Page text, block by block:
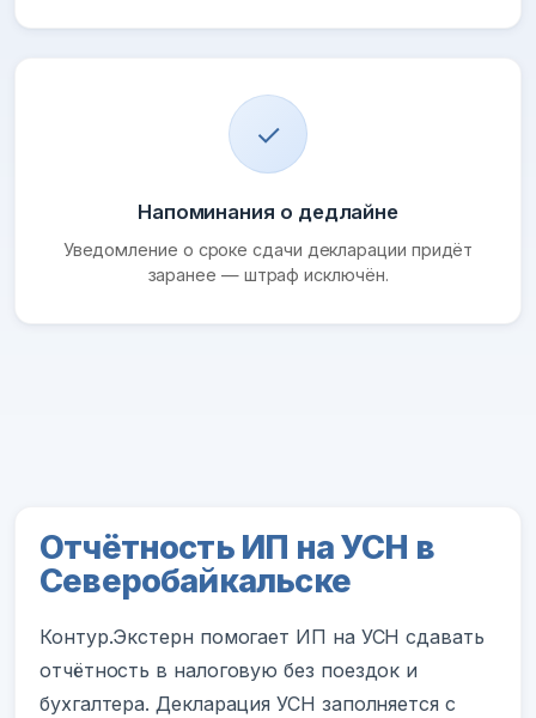
✓
Напоминания о дедлайне
Уведомление о сроке сдачи декларации придёт
заранее — штраф исключён.
Отчётность ИП на УСН в
Северобайкальске
Контур.Экстерн помогает ИП на УСН сдавать
отчётность в налоговую без поездок и
бухгалтера. Декларация УСН заполняется с